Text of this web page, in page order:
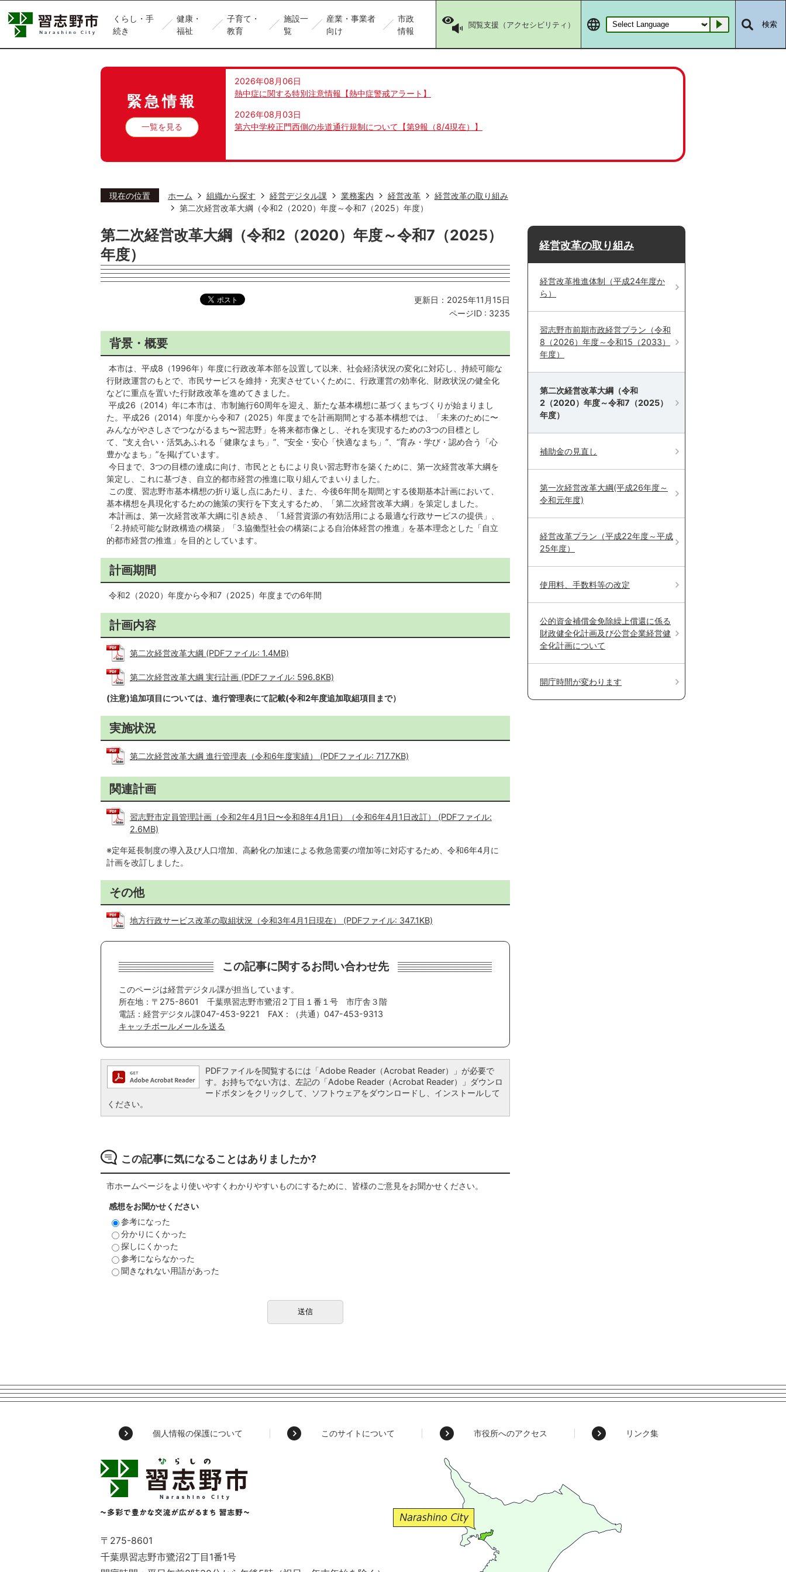
くらし・手
続き
健康・
福祉
子育て・
教育
施設一
覧
産業・事業者
向け
市政
情報
閲覧支援（アクセシビリティ） Go 検索
緊急情報
一覧を見る
2026年08月06日
熱中症に関する特別注意情報【熱中症警戒アラート】
2026年08月03日
第六中学校正門西側の歩道通行規制について【第9報（8/4現在）】
現在の位置 ホーム 組織から探す 経営デジタル課 業務案内 経営改革
経営改革の取り組み
第二次経営改革大綱（令和2（2020）年度～令和7（2025）年度）
第二次経営改革大綱（令和2（2020）年度～令和7（2025）
年度）
更新日：2025年11月15日
ページID : 3235
背景・概要
本市は、平成8（1996年）年度に行政改革本部を設置して以来、社会経済状況の変化に対応し、持続可能な
行財政運営のもとで、市民サービスを維持・充実させていくために、行政運営の効率化、財政状況の健全化
などに重点を置いた行財政改革を進めてきました。
平成26（2014）年に本市は、市制施行60周年を迎え、新たな基本構想に基づくまちづくりが始まりまし
た。平成26（2014）年度から令和7（2025）年度までを計画期間とする基本構想では、「未来のために〜
みんながやさしさでつながるまち〜習志野」を将来都市像とし、それを実現するための3つの目標とし
て、“支え合い・活気あふれる「健康なまち」”、“安全・安心「快適なまち」”、“育み・学び・認め合う「心
豊かなまち」”を掲げています。
今日まで、3つの目標の達成に向け、市民とともにより良い習志野市を築くために、第一次経営改革大綱を
策定し、これに基づき、自立的都市経営の推進に取り組んでまいりました。
この度、習志野市基本構想の折り返し点にあたり、また、今後6年間を期間とする後期基本計画において、
基本構想を具現化するための施策の実行を下支えするため、「第二次経営改革大綱」を策定しました。
本計画は、第一次経営改革大綱に引き続き、「1.経営資源の有効活用による最適な行政サービスの提供」、
「2.持続可能な財政構造の構築」「3.協働型社会の構築による自治体経営の推進」を基本理念とした「自立
的都市経営の推進」を目的としています。
計画期間
令和2（2020）年度から令和7（2025）年度までの6年間
計画内容
第二次経営改革大綱 (PDFファイル: 1.4MB)
第二次経営改革大綱 実行計画 (PDFファイル: 596.8KB)
(注意)追加項目については、進行管理表にて記載(令和2年度追加取組項目まで）
実施状況
第二次経営改革大綱 進行管理表（令和6年度実績） (PDFファイル: 717.7KB)
関連計画
習志野市定員管理計画（令和2年4月1日〜令和8年4月1日）（令和6年4月1日改訂） (PDFファイル:
2.6MB)
※定年延長制度の導入及び人口増加、高齢化の加速による救急需要の増加等に対応するため、令和6年4月に
計画を改訂しました。
その他
地方行政サービス改革の取組状況（令和3年4月1日現在） (PDFファイル: 347.1KB)
この記事に関するお問い合わせ先
このページは経営デジタル課が担当しています。
所在地：〒275-8601 千葉県習志野市鷺沼２丁目１番１号 市庁舎３階
電話：経営デジタル課047-453-9221 FAX：（共通）047-453-9313
キャッチボールメールを送る
PDFファイルを閲覧するには「Adobe Reader（Acrobat Reader）」が必要で
す。お持ちでない方は、左記の「Adobe Reader（Acrobat Reader）」ダウンロ
ードボタンをクリックして、ソフトウェアをダウンロードし、インストールして
ください。
この記事に気になることはありましたか?
市ホームページをより使いやすくわかりやすいものにするために、皆様のご意見をお聞かせください。
感想をお聞かせください
参考になった
分かりにくかった
探しにくかった
参考にならなかった
聞きなれない用語があった
経営改革の取り組み
経営改革推進体制（平成24年度か
ら）
習志野市前期市政経営プラン（令和
8（2026）年度～令和15（2033）
年度）
第二次経営改革大綱（令和
2（2020）年度～令和7（2025）
年度）
補助金の見直し
第一次経営改革大綱(平成26年度～
令和元年度)
経営改革プラン（平成22年度～平成
25年度）
使用料、手数料等の改定
公的資金補償金免除繰上償還に係る
財政健全化計画及び公営企業経営健
全化計画について
開庁時間が変わります
個人情報の保護について このサイトについて 市役所へのアクセス リンク集
習
志
Narashino
～
多
彩
〒275-8601
千葉県習志野市鷺沼2丁目1番1号